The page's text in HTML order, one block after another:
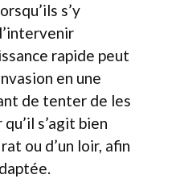
s’y
rapide peut
en une
de tenter de les
s’agit bien
ou d’un loir, afin